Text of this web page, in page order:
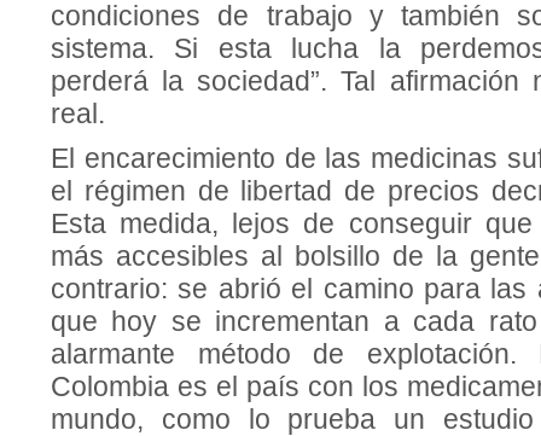
condiciones de trabajo y también
sistema. Si esta lucha la
perderá la sociedad”. Tal
real.
El encarecimiento de las medicinas
el régimen de libertad de precios
Esta medida, lejos de conseguir
más accesibles al bolsillo de la
contrario: se abrió el camino para las
que hoy se incrementan a cada
alarmante método de
Colombia es el país con los
mundo, como lo prueba un